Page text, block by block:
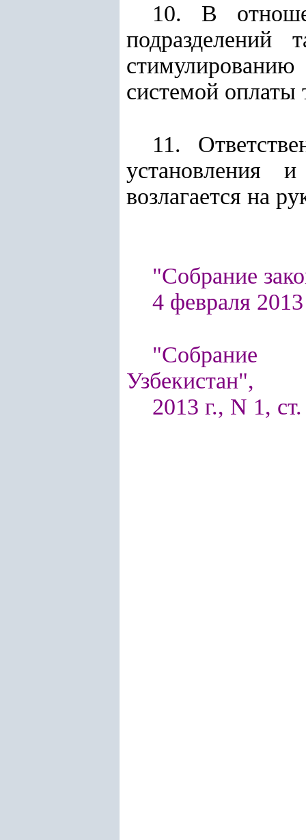
10. В
системой оплаты
11.
установления
возлагается на
"Собрание
4 февраля
"Собрание
Узбекистан",
2013 г., N 1,